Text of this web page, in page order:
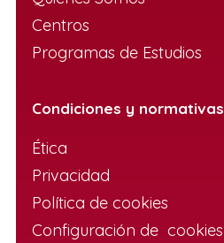
Centros
Programas de Estudios
Condiciones y normativas
Ética
Privacidad
Política de cookies
Configuración de cookies